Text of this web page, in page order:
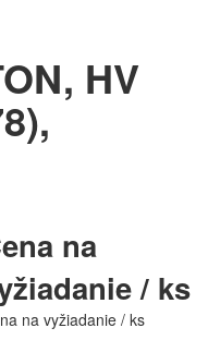
HV
na
/ ks
na vyžiadanie / ks